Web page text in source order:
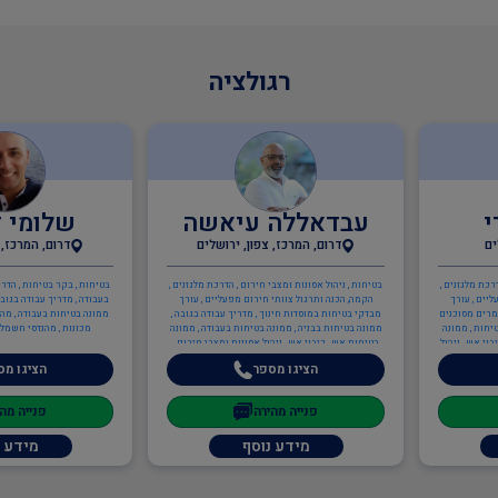
רגולציה
מלגזנים ,
, עורך
מסוכנים
, ממונה
אש , ניהול
כיבוי מטלטל ,
מפעל ,
, תכנון
בטיחות
עבדאללה עיאשה
דרום, המרכז, צפון, ירושלים
בטיחות , ניהול אסונות ומצבי חירום , הדרכת מלגזנים ,
הקמה, הכנה ותרגול צוותי חירום מפעליים , עורך
מבדקי בטיחות במוסדות חינוך , מדריך עבודה בגובה ,
ממונה בטיחות בבניה , ממונה בטיחות בעבודה , ממונה
בטיחות אש , כיבוי אש , ניהול אסונות ומצבי חירום ,
בודק מוסמך לציוד כיבוי מטלטל , כתיבה/עדכון תיק
שטח , כתיבה/עדכון תיק מפעל , הקמה, הכנה ותרגול
צוותי חירום מפעליים , ציוד כיבוי אש , תכנון מערכי
בטיחות אש , יועץ בטיחות אש , ממונה בטיחות אש ,
ענף הבנייה , מנהל עבודה
הציגו מספר
פנייה מהירה
מידע נוסף
שלומי
דרום, המרכז,
בטיחות , בקר בטיחות ,
בעבודה , מדריך עבודה
ממונה בטיחות בעבודה ,
מכונות , מהנדסי
הציגו
פנייה
מידע